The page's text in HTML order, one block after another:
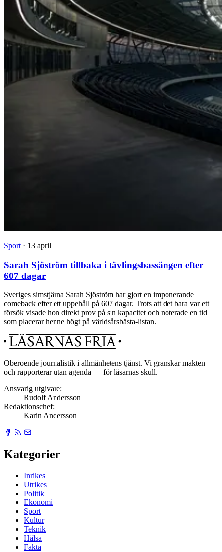
Sport · 13 april
Sarah Sjöström tillbaka i tävlingsbassängen efter
607 dagar
Sveriges simstjärna Sarah Sjöström har gjort en imponerande
comeback efter ett uppehåll på 607 dagar. Trots att det bara var ett
försök visade hon direkt prov på sin kapacitet och noterade en tid
som placerar henne högt på världsårsbästa-listan.
Oberoende journalistik i allmänhetens tjänst. Vi granskar makten
och rapporterar utan agenda — för läsarnas skull.
Ansvarig utgivare:
Rudolf Andersson
Redaktionschef:
Karin Andersson
Kategorier
Inrikes
Utrikes
Politik
Ekonomi
Sport
Kultur
Teknik
Hälsa
Fakta